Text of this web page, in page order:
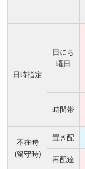
日時指定
日にち
曜日
時間帯
不在時
(留守時)
置き配
再配達